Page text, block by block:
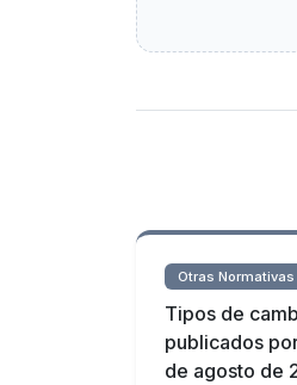
Otras Normativas
Tipos de
publicados
de agosto de